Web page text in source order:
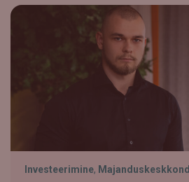
Investeerimine, Majanduskeskkond